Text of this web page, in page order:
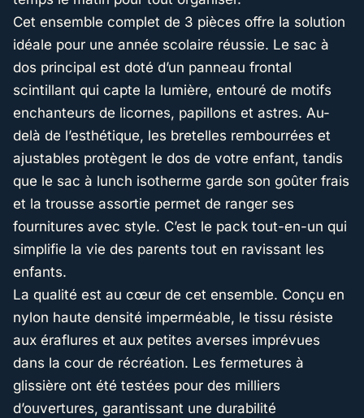
Cet ensemble complet de 3 pièces offre la solution
idéale pour une année scolaire réussie. Le sac à
dos principal est doté d’un panneau frontal
scintillant qui capte la lumière, entouré de motifs
enchanteurs de licornes, papillons et astres. Au-
delà de l’esthétique, les bretelles rembourrées et
ajustables protègent le dos de votre enfant, tandis
que le sac à lunch isotherme garde son goûter frais
et la trousse assortie permet de ranger ses
fournitures avec style. C’est le pack tout-en-un qui
simplifie la vie des parents tout en ravissant les
enfants.
La qualité est au cœur de cet ensemble. Conçu en
nylon haute densité imperméable, le tissu résiste
aux éraflures et aux petites averses imprévues
dans la cour de récréation. Les fermetures à
glissière ont été testées pour des milliers
d’ouvertures, garantissant une durabilité